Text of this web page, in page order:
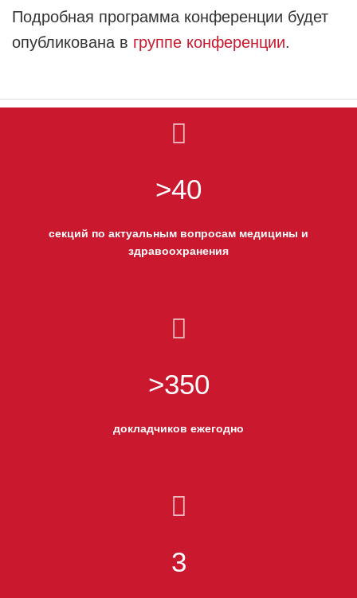
Подробная программа конференции будет
опубликована в группе конференции.
>40
секций по актуальным вопросам медицины и
здравоохранения
>350
докладчиков ежегодно
3